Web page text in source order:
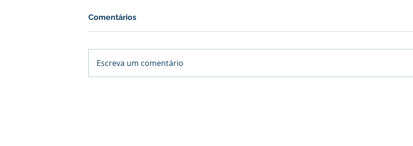
Comentários
Escreva um comentário